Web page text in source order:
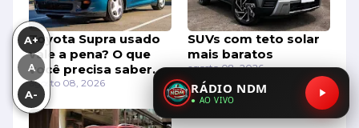
RÁDIO NDM
● AO VIVO
Toyota Supra usado
vale a pena? O que
você precisa saber
antes de comprar
agosto 08, 2026
SUVs com teto solar
mais baratos
agosto 08, 2026
A+
A
A-